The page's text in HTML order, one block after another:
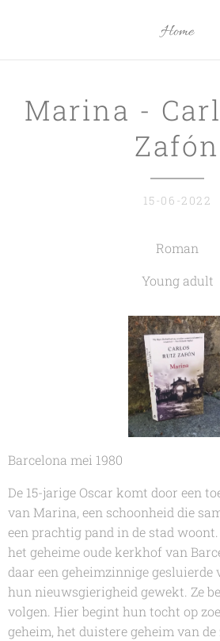
Home
Marina -
Zafón
15-06-2022
Roman
Young adult
Barcelona mei 1980
De 15-jarige Oscar komt door een
van Marina, een schoonheid die
een prachtig pand in de stad
het geheime oude kerkhof van
daar een geheimzinnige gesluierde
hun nieuwsgierigheid gewekt. Ze
volgen. Hier begint hun tocht op
geheim, het duistere geheim van